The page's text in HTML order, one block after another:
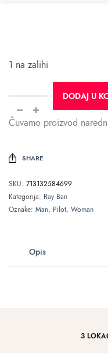
1 na zalihi
DODAJ U
Čuvamo proizvod
SHARE
SKU: 713132584699
Kategorija: Ray Ban
Oznake: Man, Pilot, Woman
Opis
3